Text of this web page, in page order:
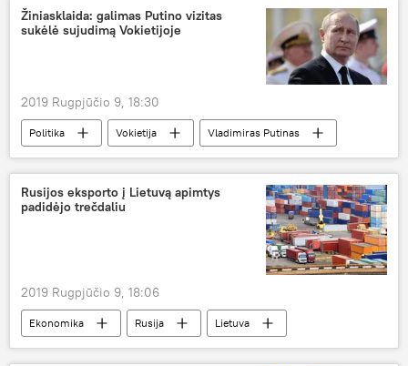
Žiniasklaida: galimas Putino vizitas
sukėlė sujudimą Vokietijoje
2019 Rugpjūčio 9, 18:30
Politika Vokietija
Vladimiras Putinas
Rusija
Rusijos eksporto į Lietuvą apimtys
padidėjo trečdaliu
2019 Rugpjūčio 9, 18:06
Ekonomika Rusija
Lietuva
eksportas